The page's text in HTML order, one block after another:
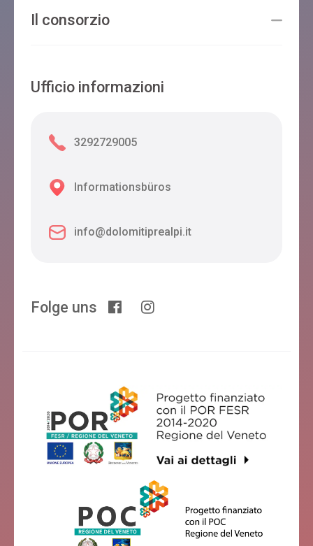
Il consorzio
Ufficio informazioni
3292729005
Informationsbüros
info@dolomitiprealpi.it
Folge uns